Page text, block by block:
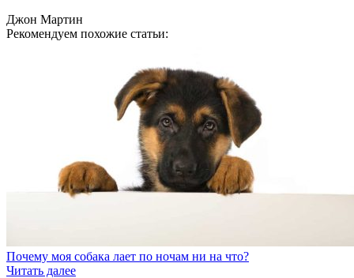
Джон Мартин
Рекомендуем похожие статьи:
Почему моя собака лает по ночам ни на что?
Читать далее